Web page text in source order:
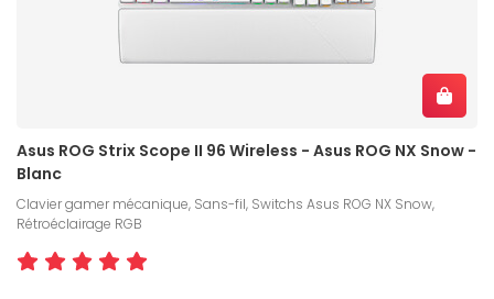
Asus ROG Strix Scope II 96 Wireless - Asus ROG NX Snow -
Blanc
Clavier gamer mécanique, Sans-fil, Switchs Asus ROG NX Snow,
Rétroéclairage RGB